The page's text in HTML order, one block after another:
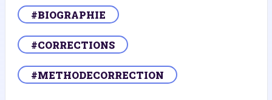
#BIOGRAPHIE
#CORRECTIONS
#METHODECORRECTION